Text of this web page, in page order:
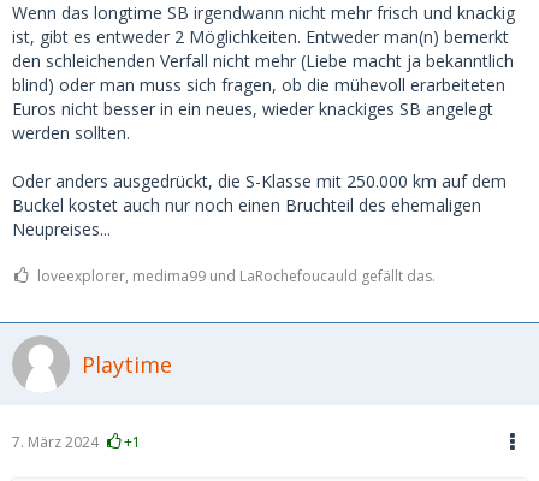
Wenn das longtime SB irgendwann nicht mehr frisch und knackig
ist, gibt es entweder 2 Möglichkeiten. Entweder man(n) bemerkt
den schleichenden Verfall nicht mehr (Liebe macht ja bekanntlich
blind) oder man muss sich fragen, ob die mühevoll erarbeiteten
Euros nicht besser in ein neues, wieder knackiges SB angelegt
werden sollten.
Oder anders ausgedrückt, die S-Klasse mit 250.000 km auf dem
Buckel kostet auch nur noch einen Bruchteil des ehemaligen
Neupreises...
loveexplorer, medima99 und LaRochefoucauld gefällt das.
Playtime
7. März 2024 +1